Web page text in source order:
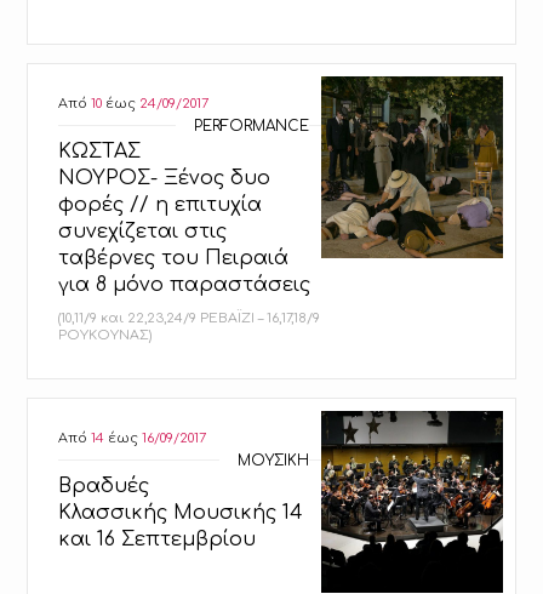
Από10 έως 24/09/2017
PERFORMANCE
ΚΩΣΤΑΣ
ΝΟΥΡΟΣ- Ξένος δυο
φορές // η επιτυχία
συνεχίζεται στις
ταβέρνες του Πειραιά
για 8 μόνο παραστάσεις
(10,11/9 και 22,23,24/9 ΡΕΒΑΪΖΙ – 16,17,18/9
ΡΟΥΚΟΥΝΑΣ)
Από14 έως16/09/2017
ΜΟΥΣΙΚΗ
Βραδυές
Κλασσικής Μουσικής 14
και 16 Σεπτεμβρίου